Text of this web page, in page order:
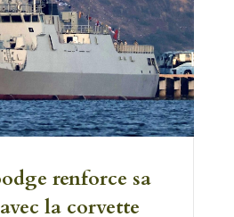
renforce sa
la corvette